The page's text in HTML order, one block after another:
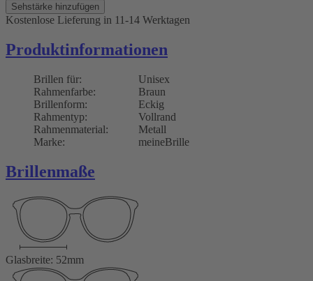
Sehstärke hinzufügen
Kostenlose Lieferung in 11-14 Werktagen
Produktinformationen
Brillen für:
Unisex
Rahmenfarbe:
Braun
Brillenform:
Eckig
Rahmentyp:
Vollrand
Rahmenmaterial:
Metall
Marke:
meineBrille
Brillenmaße
Glasbreite: 52mm